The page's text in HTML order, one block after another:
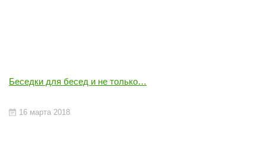
Беседки для бесед и не только…
16 марта 2018